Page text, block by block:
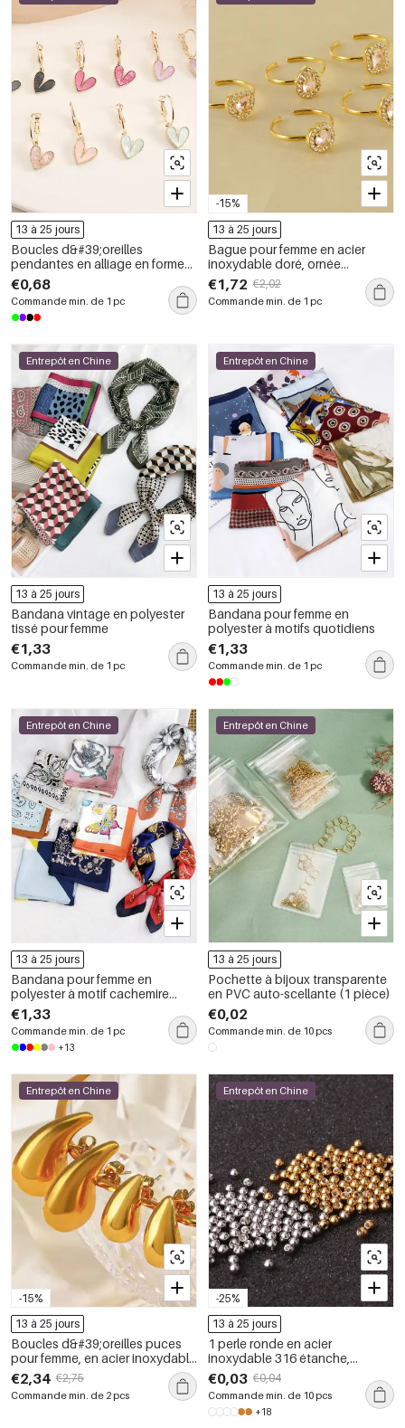
13 à 25 jours
Boucles d&#39;oreilles
pendantes en alliage en forme
de cœur, collection romantique,
pour femmes
€0,68
Commande min. de 1 pc
-15%
13 à 25 jours
Bague pour femme en acier
inoxydable doré, ornée
d&#39;un zircon et d&#39;un
pendentif goutte d&#39;eau
brillant.
€1,72 €2,02
Commande min. de 1 pc
Entrepôt en Chine
13 à 25 jours
Bandana vintage en polyester
tissé pour femme
€1,33
Commande min. de 1 pc
Entrepôt en Chine
13 à 25 jours
Bandana pour femme en
polyester à motifs quotidiens
€1,33
Commande min. de 1 pc
Entrepôt en Chine
13 à 25 jours
Bandana pour femme en
polyester à motif cachemire
opulent
€1,33
Commande min. de 1 pc
+13
Entrepôt en Chine
13 à 25 jours
Pochette à bijoux transparente
en PVC auto-scellante (1 pièce)
€0,02
Commande min. de 10 pcs
-15%
Entrepôt en Chine
13 à 25 jours
Boucles d&#39;oreilles puces
pour femme, en acier inoxydable
imperméable, couleur or, style
goutte épaisse (1 paire).
€2,34 €2,75
Commande min. de 2 pcs
-25%
Entrepôt en Chine
13 à 25 jours
1 perle ronde en acier
inoxydable 316 étanche,
couleur unie, pour boucle
d&#39;oreille.
€0,03 €0,04
Commande min. de 10 pcs
+18